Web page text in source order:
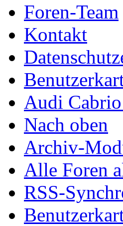
Foren-Team
Kontakt
Audi
Nach oben
Archiv-
Alle Foren
RSS-